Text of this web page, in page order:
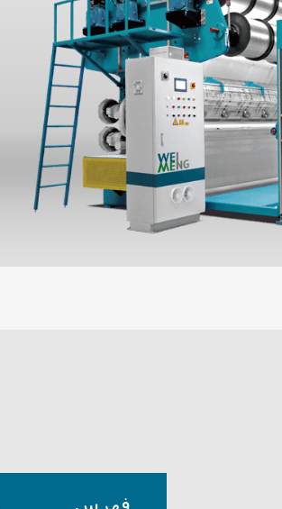
فهرس